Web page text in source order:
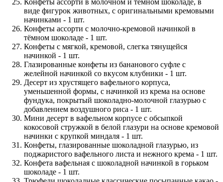
виде фигурок животных, с оригинальными кремовыми
начинками - 1 шт.
Конфеты ассорти с молочно-кремовой начинкой в
тёмном шоколаде - 1 шт.
Конфеты с мягкой, кремовой, слегка тянущейся
начинкой - 1 шт.
Глазированные конфеты из бананового суфле с
желейной начинкой со вкусом клубники - 1 шт.
Десерт из хрустящего вафельного корпуса,
уменьшенной формы, с начинкой из крема на основе
фундука, покрытый шоколадно-молочной глазурью с
добавлением воздушного риса - 1 шт.
Мини десерт в вафельном корпусе с обсыпкой
кокосовой стружкой в белой глазури на основе кремовой
начинки с крупкой миндаля - 1 шт.
Конфеты, глазированные шоколадной глазурью, из
поджаристого вафельного листа и нежного крема - 1 шт.
Конфета вафельная с шоколадной начинкой в горьком
шоколаде - 1 шт.